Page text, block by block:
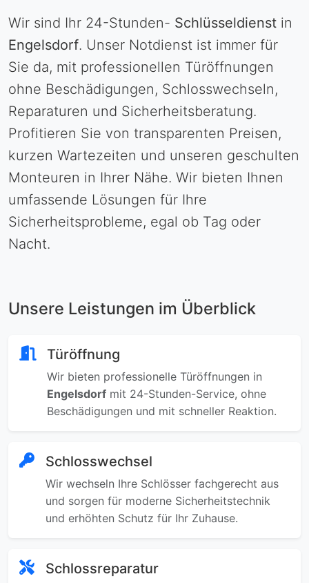
Wir sind Ihr 24-Stunden- Schlüsseldienst in
Engelsdorf. Unser Notdienst ist immer für
Sie da, mit professionellen Türöffnungen
ohne Beschädigungen, Schlosswechseln,
Reparaturen und Sicherheitsberatung.
Profitieren Sie von transparenten Preisen,
kurzen Wartezeiten und unseren geschulten
Monteuren in Ihrer Nähe. Wir bieten Ihnen
umfassende Lösungen für Ihre
Sicherheitsprobleme, egal ob Tag oder
Nacht.
Unsere Leistungen im Überblick
Türöffnung
Wir bieten professionelle Türöffnungen in
Engelsdorf mit 24-Stunden-Service, ohne
Beschädigungen und mit schneller Reaktion.
Schlosswechsel
Wir wechseln Ihre Schlösser fachgerecht aus
und sorgen für moderne Sicherheitstechnik
und erhöhten Schutz für Ihr Zuhause.
Schlossreparatur